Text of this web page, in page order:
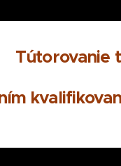
Tútorovanie